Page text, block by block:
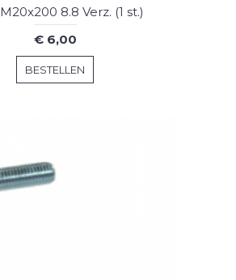
8.8 Verz. (1 st.)
€ 6,00
BESTELLEN